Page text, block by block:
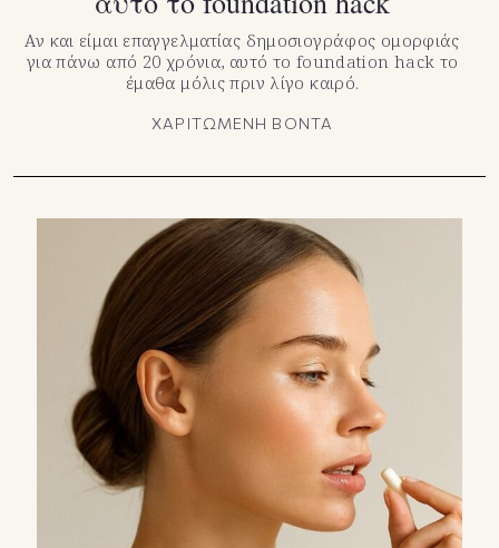
Αν και είμαι επαγγελματίας δημοσιογράφος ομορφιάς
για πάνω από 20 χρόνια, αυτό το foundation hack το
έμαθα μόλις πριν λίγο καιρό.
ΧΑΡΙΤΩΜΕΝΗ ΒΟΝΤΑ